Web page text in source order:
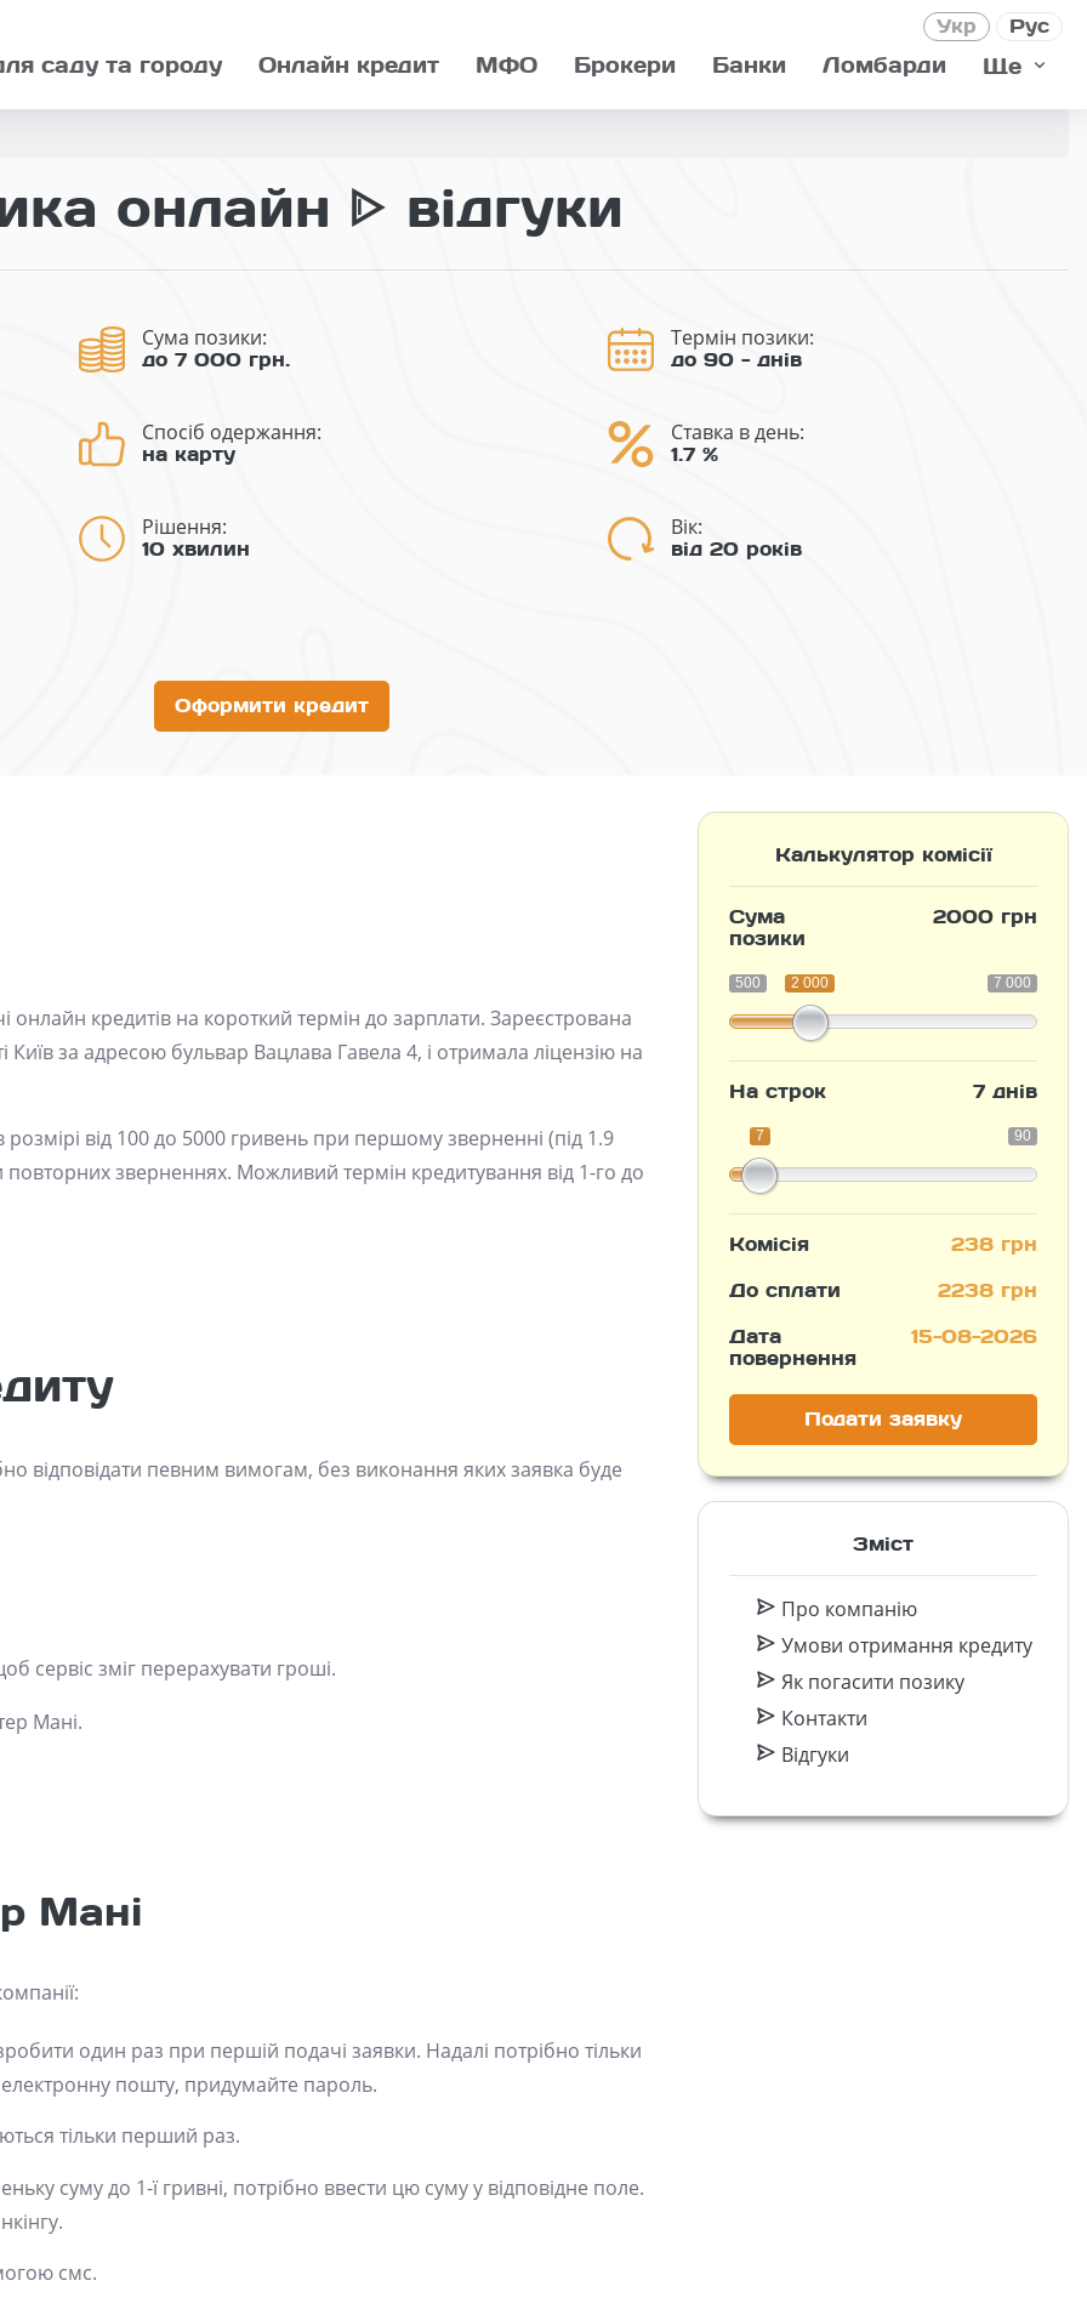
Рус
Укр
саду та городу Онлайн кредит МФО Брокери Банки Ломбарди Ще
онлайн ᐈ відгуки
Сума позики:
до 7 000 грн.
Термін позики:
до 90 - днів
Спосіб одержання:
на карту
Ставка в день:
1.7 %
Рішення:
10 хвилин
Вік:
від 20 років
Оформити кредит
онлайн кредитів на короткий термін до зарплати. Зареєстрована
за адресою бульвар Вацлава Гавела 4, і отримала ліцензію на
від 100 до 5000 гривень при першому зверненні (під 1.9
повторних зверненнях. Можливий термін кредитування від 1-го до
відповідати певним вимогам, без виконання яких заявка буде
сервіс зміг перерахувати гроші.
Мані.
Мані
один раз при першій подачі заявки. Надалі потрібно тільки
електронну пошту, придумайте пароль.
тільки перший раз.
суму до 1-ї гривні, потрібно ввести цю суму у відповідне поле.
смс.
Калькулятор комісії
Сума
позики
2000 грн
500 7 000
2 000
На строк 7 днів
90
7
Комісія
238 грн
До сплати
2238 грн
Дата
повернення
15-08-2026
Подати заявку
Зміст
Про компанію
Умови отримання кредиту
Як погасити позику
Контакти
Відгуки